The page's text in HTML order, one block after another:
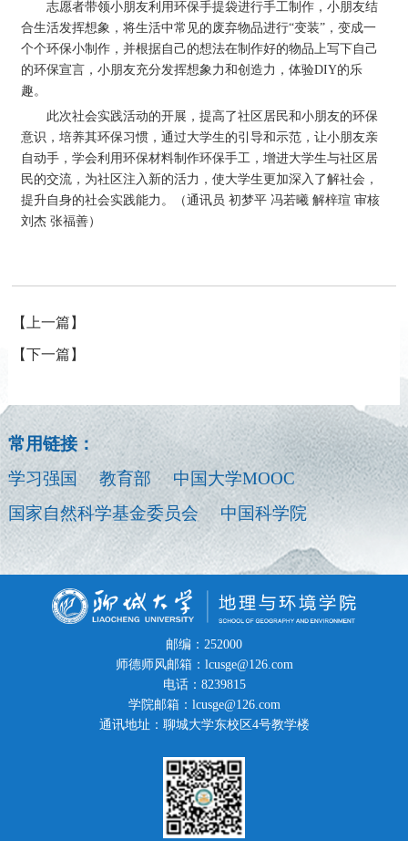
志愿者带领小朋友利用环保手提袋进行手工制作，小朋友结
合生活发挥想象，将生活中常见的废弃物品进行“变装”，变成一
个个环保小制作，并根据自己的想法在制作好的物品上写下自己
的环保宣言，小朋友充分发挥想象力和创造力，体验DIY的乐
趣。
此次社会实践活动的开展，提高了社区居民和小朋友的环保
意识，培养其环保习惯，通过大学生的引导和示范，让小朋友亲
自动手，学会利用环保材料制作环保手工，增进大学生与社区居
民的交流，为社区注入新的活力，使大学生更加深入了解社会，
提升自身的社会实践能力。（通讯员 初梦平 冯若曦 解梓瑄 审核
刘杰 张福善）
【上一篇】
【下一篇】
常用链接：
学习强国
教育部
中国大学MOOC
国家自然科学基金委员会
中国科学院
邮编：252000
师德师风邮箱：lcusge@126.com
电话：8239815
学院邮箱：lcusge@126.com
通讯地址：聊城大学东校区4号教学楼